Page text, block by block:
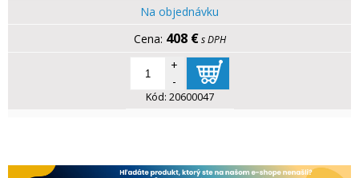
Na objednávku
408 € s DPH
+
-
Kód: 20600047